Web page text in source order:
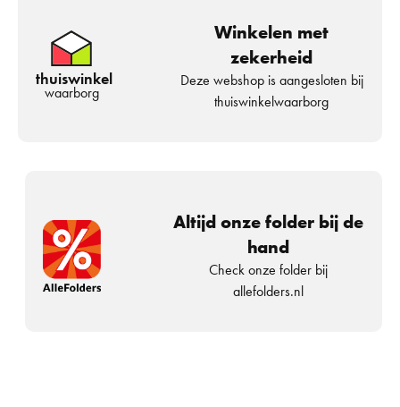
thuiswinkel
waarborg
Winkelen met
zekerheid
Deze webshop is aangesloten bij
thuiswinkelwaarborg
Altijd onze folder bij de
hand
Check onze folder bij
allefolders.nl